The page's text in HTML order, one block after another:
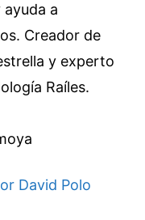
a
Creador de
y experto
Raíles.
David Polo